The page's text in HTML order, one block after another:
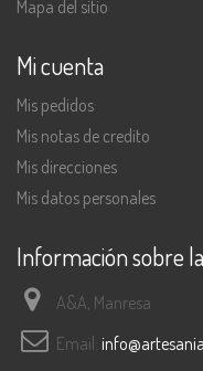
Mapa del sitio
Mi cuenta
Mis pedidos
Mis notas de credito
Mis direcciones
Mis datos personales
Información sobre
A&A, Manresa
Email: